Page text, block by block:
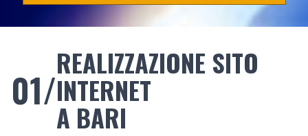
01/
REALIZZAZIONE SITO
INTERNET
A BARI